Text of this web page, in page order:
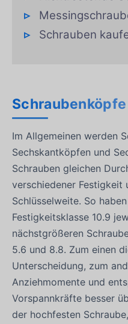
Schrauben
Im Allgemeinen werden
Sechskantköpfen und
Schrauben gleichen
verschiedener Festigkeit
Schlüsselweite. So
Festigkeitsklasse 10.9
nächstgrößeren
5.6 und 8.8. Zum einen
Unterscheidung, zum
Anziehmomente und
Vorspannkräfte besser
der hochfesten